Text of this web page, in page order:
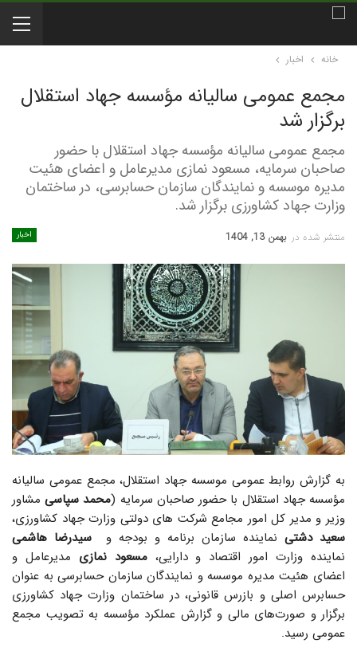
خانه اخبار
مجمع عمومی سالیانه مؤسسه جهاد استقلال
برگزار شد
مجمع عمومی سالیانه مؤسسه جهاد استقلال با حضور
صاحبان سرمایه، مسعود نمازی مدیرعامل و اعضای هئیت
مدیره موسسه و نمایندگان سازمان حسابرسی، در ساختمان
وزارت جهاد کشاورزی برگزار شد.
اخبار منتشر شده در بهمن 13, 1404
به گزارش روابط عمومی موسسه جهاد استقلال، مجمع عمومی سالیانه
مؤسسه جهاد استقلال با حضور صاحبان سرمایه (محمد سپاسیمشاور
وزیر و مدیر کل امور مجامع شرکت های دولتی وزارت جهاد کشاورزی،
سعید دشتی نماینده سازمان برنامه و بودجه و سیدرضا هاشمی
نماینده وزارت امور اقتصاد و دارایی،مسعود نمازی مدیرعامل و
اعضای هئیت مدیره موسسه و نمایندگان سازمان حسابرسی به عنوان
حسابرس اصلی و بازرس قانونی، در ساختمان وزارت جهاد کشاورزی
برگزار و صورت‌های مالی و گزارش عملکرد مؤسسه به تصویب مجمع
عمومی رسید.